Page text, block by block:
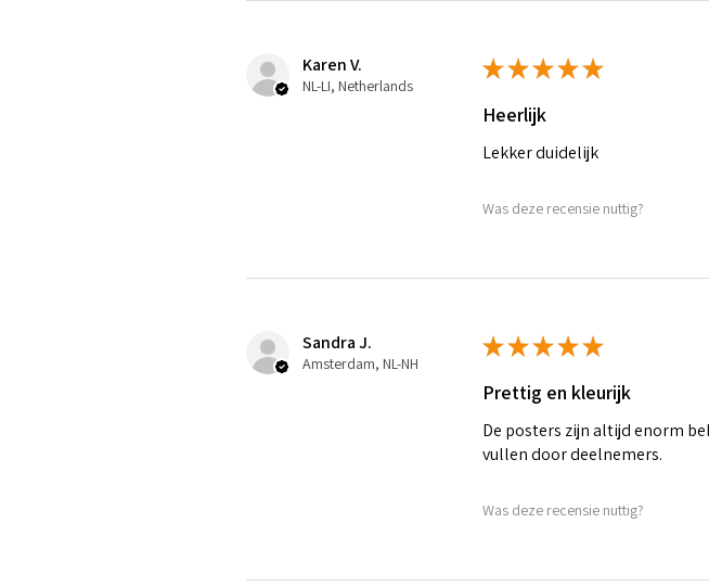
Karen V.
NL-LI, Netherlands
★★★★★
Heerlijk
Lekker duidelijk
Was deze recensie nuttig?
Sandra J.
Amsterdam, NL-NH
★★★★★
Prettig en kleurijk
De posters zijn altijd enorm
vullen door deelnemers.
Was deze recensie nuttig?